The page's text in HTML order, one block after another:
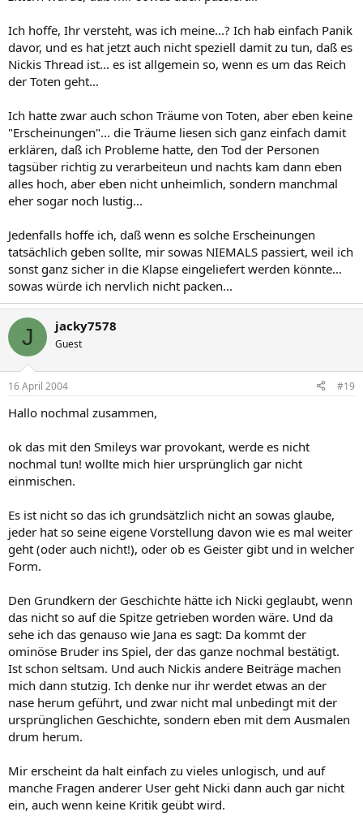
Ich hoffe, Ihr versteht, was ich meine...? Ich hab einfach Panik
davor, und es hat jetzt auch nicht speziell damit zu tun, daß es
Nickis Thread ist... es ist allgemein so, wenn es um das Reich
der Toten geht...
Ich hatte zwar auch schon Träume von Toten, aber eben keine
"Erscheinungen"... die Träume liesen sich ganz einfach damit
erklären, daß ich Probleme hatte, den Tod der Personen
tagsüber richtig zu verarbeiteun und nachts kam dann eben
alles hoch, aber eben nicht unheimlich, sondern manchmal
eher sogar noch lustig...
Jedenfalls hoffe ich, daß wenn es solche Erscheinungen
tatsächlich geben sollte, mir sowas NIEMALS passiert, weil ich
sonst ganz sicher in die Klapse eingeliefert werden könnte...
sowas würde ich nervlich nicht packen...
J jacky7578
Guest
16 April 2004 #19
Hallo nochmal zusammen,
ok das mit den Smileys war provokant, werde es nicht
nochmal tun! wollte mich hier ursprünglich gar nicht
einmischen.
Es ist nicht so das ich grundsätzlich nicht an sowas glaube,
jeder hat so seine eigene Vorstellung davon wie es mal weiter
geht (oder auch nicht!), oder ob es Geister gibt und in welcher
Form.
Den Grundkern der Geschichte hätte ich Nicki geglaubt, wenn
das nicht so auf die Spitze getrieben worden wäre. Und da
sehe ich das genauso wie Jana es sagt: Da kommt der
ominöse Bruder ins Spiel, der das ganze nochmal bestätigt.
Ist schon seltsam. Und auch Nickis andere Beiträge machen
mich dann stutzig. Ich denke nur ihr werdet etwas an der
nase herum geführt, und zwar nicht mal unbedingt mit der
ursprünglichen Geschichte, sondern eben mit dem Ausmalen
drum herum.
Mir erscheint da halt einfach zu vieles unlogisch, und auf
manche Fragen anderer User geht Nicki dann auch gar nicht
ein, auch wenn keine Kritik geübt wird.